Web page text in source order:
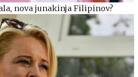
nova junakinja Filipinov?